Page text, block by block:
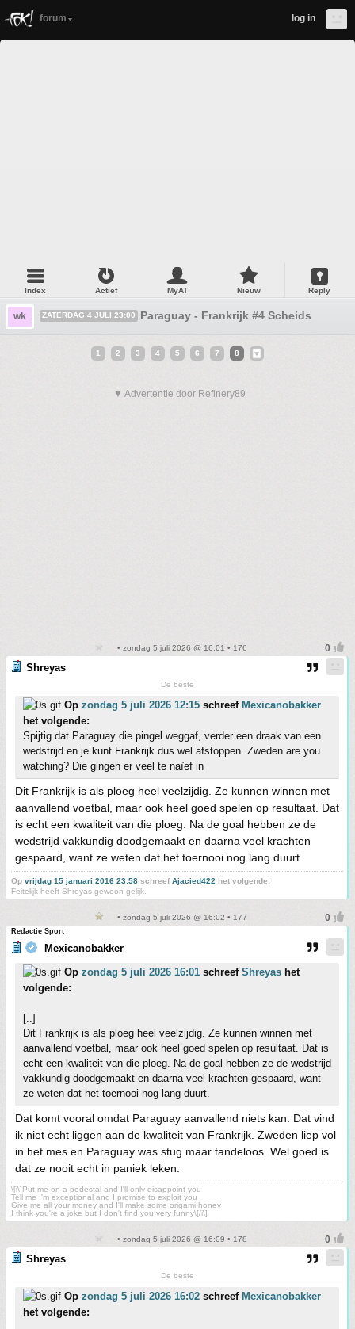
forum log in
Index Actief MyAT Nieuw Reply
wk ZATERDAG 4 JULI 23:00 Paraguay - Frankrijk #4 Scheids
1 2 3 4 5 6 7 8
▼ Advertentie door Refinery89
• zondag 5 juli 2026 @ 16:01 • 176
Shreyas
De beste
Op zondag 5 juli 2026 12:15 schreef Mexicanobakker
het volgende:
Spijtig dat Paraguay die pingel weggaf, verder een draak van een
wedstrijd en je kunt Frankrijk dus wel afstoppen. Zweden are you
watching? Die gingen er veel te naïef in
Dit Frankrijk is als ploeg heel veelzijdig. Ze kunnen winnen met
aanvallend voetbal, maar ook heel goed spelen op resultaat. Dat
is echt een kwaliteit van die ploeg. Na de goal hebben ze de
wedstrijd vakkundig doodgemaakt en daarna veel krachten
gespaard, want ze weten dat het toernooi nog lang duurt.
Op vrijdag 15 januari 2016 23:58 schreefAjacied422 het volgende:
Feitelijk heeft Shreyas gewoon gelijk.
• zondag 5 juli 2026 @ 16:02 • 177
Redactie Sport
Mexicanobakker
Op zondag 5 juli 2026 16:01 schreef Shreyas het
volgende:
[..]
Dit Frankrijk is als ploeg heel veelzijdig. Ze kunnen winnen met
aanvallend voetbal, maar ook heel goed spelen op resultaat. Dat is
echt een kwaliteit van die ploeg. Na de goal hebben ze de wedstrijd
vakkundig doodgemaakt en daarna veel krachten gespaard, want
ze weten dat het toernooi nog lang duurt.
Dat komt vooral omdat Paraguay aanvallend niets kan. Dat vind
ik niet echt liggen aan de kwaliteit van Frankrijk. Zweden liep vol
in het mes en Paraguay was stug maar tandeloos. Wel goed is
dat ze nooit echt in paniek leken.
\[i\]Put me on a pedestal and I'll only disappoint you
Tell me I'm exceptional and I promise to exploit you
Give me all your money and I'll make some origami honey
I think you're a joke but I don't find you very funny\[/i\]
• zondag 5 juli 2026 @ 16:09 • 178
Shreyas
De beste
Op zondag 5 juli 2026 16:02 schreef Mexicanobakker
het volgende: